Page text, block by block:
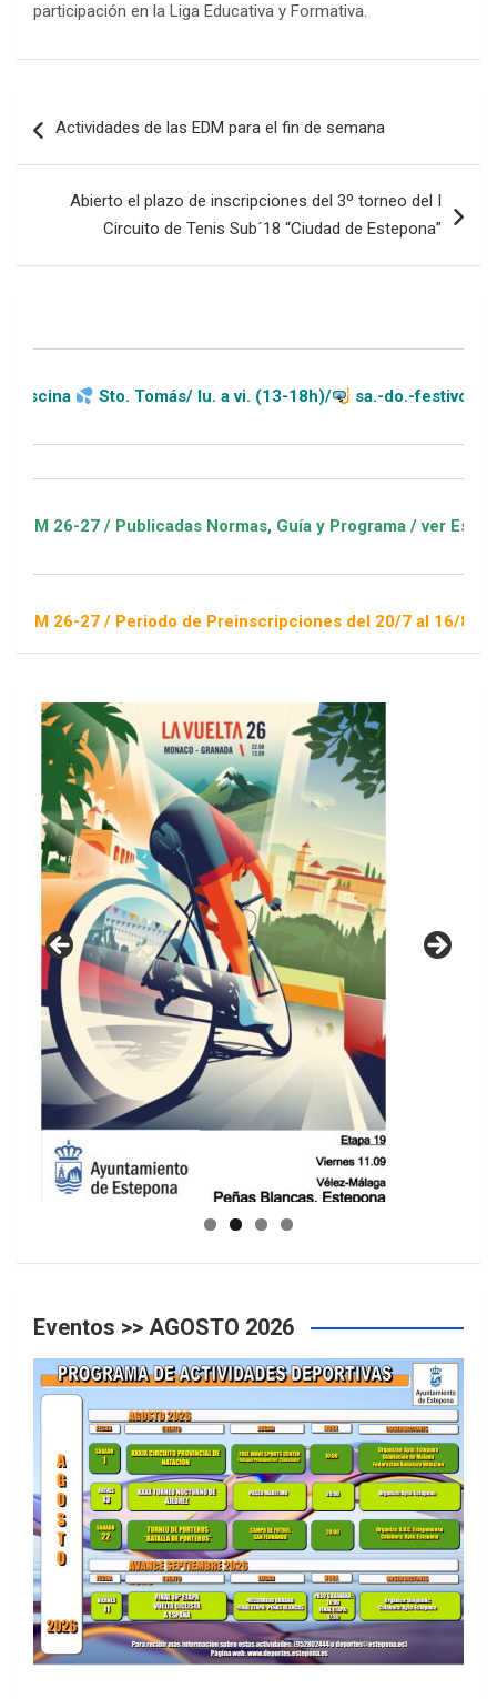
participación en la Liga Educativa y Formativa.
de
Actividades de las EDM para el fin de semana
Abierto el plazo de inscripciones del 3º torneo del I
Circuito de Tenis Sub´18 “Ciudad de Estepona”
Sto. Tomás/ lu. a vi. (13-18h)/ sa.-do.-festivos (11-20h)
27 / Publicadas Normas, Guía y Programa / ver Escuelas
27 / Periodo de Preinscripciones del 20/7 al 16/8 / Sorteo 1
GUIA DE INSTALACIONES DEPORTIVAS
Eventos >> AGOSTO 2026